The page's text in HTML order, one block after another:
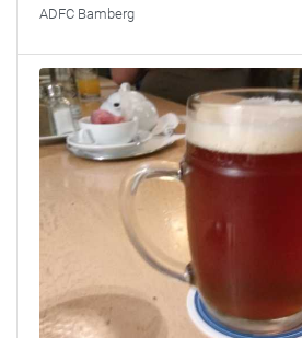
ADFC Bamberg